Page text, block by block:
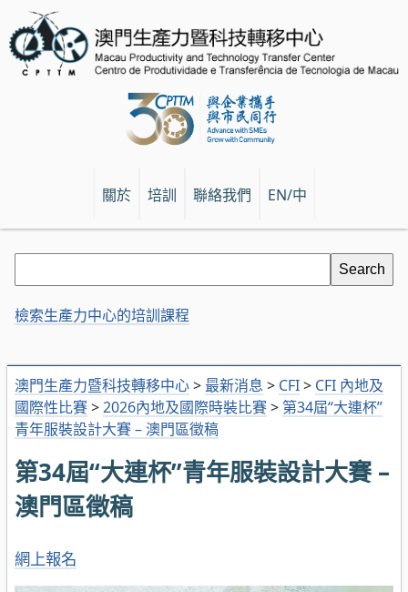
關於 培訓 聯絡我們 EN/中
澳門生產力暨科技轉移中心> 最新消息 > CFI> CFI 內地及
國際性比賽>2026內地及國際時裝比賽> 第34屆“大連杯”
青年服裝設計大賽 – 澳門區徵稿
第34屆“大連杯”青年服裝設計大賽 –
澳門區徵稿
網上報名
檢索生產力中心的培訓課程